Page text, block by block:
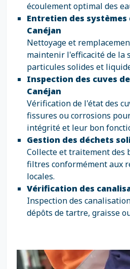
écoulement optimal des
Entretien des
Canéjan
Nettoyage et
maintenir l'efficacité de la
particules solides et
Inspection des cuves
Canéjan
Vérification de l'état des
fissures ou corrosions
intégrité et leur bon
Gestion des déchets
Collecte et traitement des
filtres conformément aux
locales.
Vérification des
Inspection des
dépôts de tartre, graisse